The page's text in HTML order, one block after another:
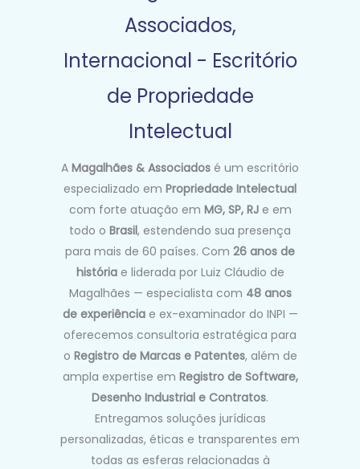
Associados,
Internacional - Escritório
de Propriedade
Intelectual
A Magalhães & Associados é um escritório
especializado em Propriedade Intelectual
com forte atuação em MG, SP, RJe em
todo o Brasil, estendendo sua presença
para mais de 60 países. Com 26 anos de
históriae liderada por Luiz Cláudio de
Magalhães — especialista com 48 anos
de experiênciae ex-examinador do INPI —
oferecemos consultoria estratégica para
o Registro de Marcas e Patentes, além de
ampla expertise em Registro de Software,
Desenho Industrial e Contratos.
Entregamos soluções jurídicas
personalizadas, éticas e transparentes em
todas as esferas relacionadas à